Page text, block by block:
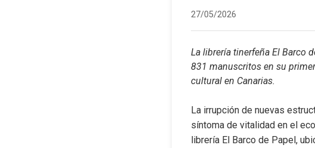
27/05/2026
La librería tinerfeña El Barco
831 manuscritos en su
cultural en Canarias.
La irrupción de nuevas
síntoma de vitalidad en el
librería El Barco de Papel,